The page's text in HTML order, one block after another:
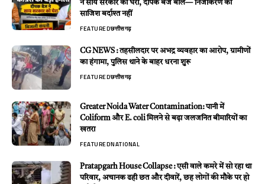
ने साय सरकार को घेरा, दीपक बैज बोले— निजीकरण की
साजिश बर्दाश्त नहीं
FEATUREDछत्तीसगढ़
CG NEWS : तहसीलदार पर अभद्र व्यवहार का आरोप, ग्रामीणों
का हंगामा, पुलिस थाने के बाहर धरना शुरू
FEATUREDछत्तीसगढ़
Greater Noida Water Contamination: पानी में
Coliform और E. coli मिलने से बढ़ा जलजनित बीमारियों का
खतरा
FEATUREDNATIONAL
Pratapgarh House Collapse : एसी वाले कमरे में सो रहा था
परिवार, अचानक ढही छत और दीवारें, छह लोगों की मौके पर हो